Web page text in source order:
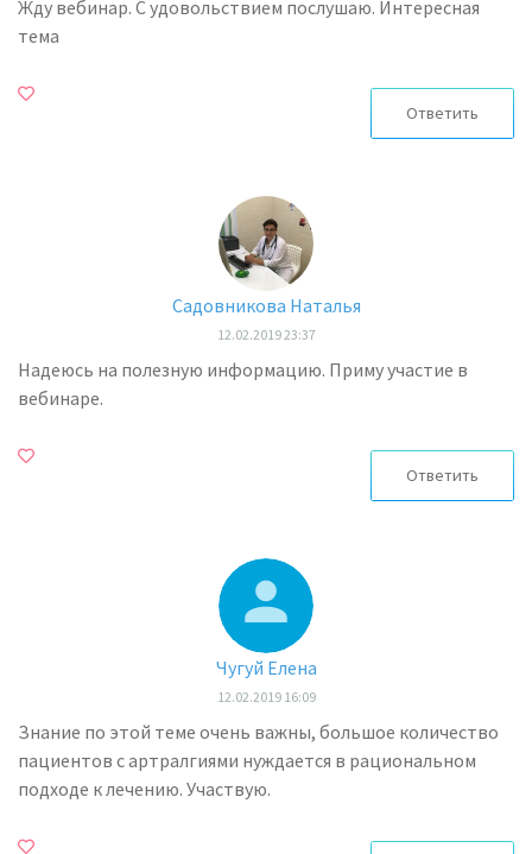
Жду вебинар. С удовольствием послушаю. Интересная
тема
Ответить
Садовникова Наталья
12.02.2019 23:37
Надеюсь на полезную информацию. Приму участие в
вебинаре.
Ответить
Чугуй Елена
12.02.2019 16:09
Знание по этой теме очень важны, большое количество
пациентов с артралгиями нуждается в рациональном
подходе к лечению. Участвую.